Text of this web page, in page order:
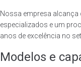
Nossa empresa
especializados e um
anos de excelência no
Modelos e